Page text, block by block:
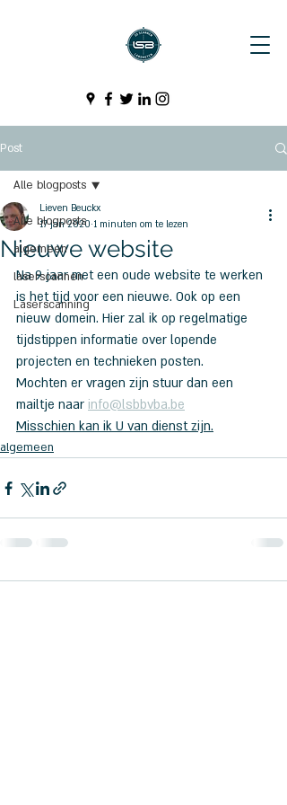
Post
Alle blogposts
algemeen
laserscannen
Laserscanning
Alle blogposts
Nieuwe website
Lieven Beuckx
17 jan 2020 1 minuten om te lezen
Na 9 jaar met een oude website te werken
is het tijd voor een nieuwe. Ook op een
nieuw domein. Hier zal ik op regelmatige
tijdstippen informatie over lopende
projecten en technieken posten.
Mochten er vragen zijn stuur dan een
mailtje naar info@lsbbvba.be
Misschien kan ik U van dienst zijn.
algemeen